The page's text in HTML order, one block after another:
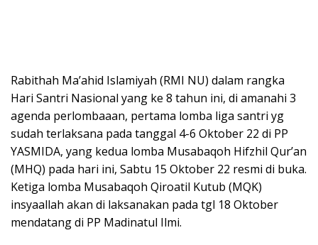
Rabithah Ma’ahid Islamiyah (RMI NU) dalam rangka
Hari Santri Nasional yang ke 8 tahun ini, di amanahi 3
agenda perlombaaan, pertama lomba liga santri yg
sudah terlaksana pada tanggal 4-6 Oktober 22 di PP
YASMIDA, yang kedua lomba Musabaqoh Hifzhil Qur’an
(MHQ) pada hari ini, Sabtu 15 Oktober 22 resmi di buka.
Ketiga lomba Musabaqoh Qiroatil Kutub (MQK)
insyaallah akan di laksanakan pada tgl 18 Oktober
mendatang di PP Madinatul Ilmi.